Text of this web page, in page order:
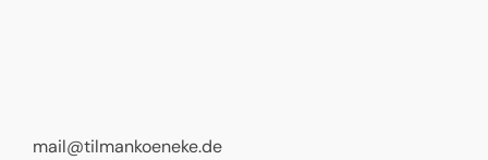
mail@tilmankoeneke.de